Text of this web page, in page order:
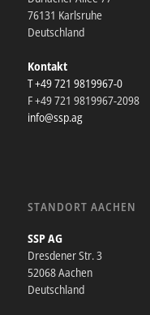
76131 Karlsruhe
Deutschland
Kontakt
T +49 721 9819967-0
F +49 721 9819967-2098
info@ssp.ag
STANDORT AACHEN
SSP AG
Dresdener Str. 3
52068 Aachen
Deutschland